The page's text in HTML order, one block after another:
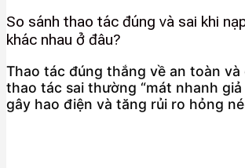
So sánh thao tác đúng và sai khi
khác nhau ở đâu?
Thao tác đúng thắng về an toàn và
thao tác sai thường “mát nhanh giả
gây hao điện và tăng rủi ro hỏng